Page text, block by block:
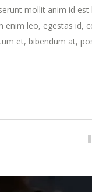
mollit anim id
enim leo, egestas id,
et, bibendum at,